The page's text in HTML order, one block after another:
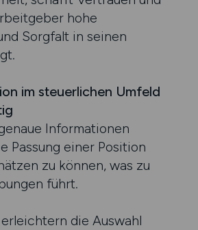
hohe
Sorgfalt in seinen
im steuerlichen Umfeld
Informationen
Passung einer Position
zu können, was zu
führt.
die Auswahl